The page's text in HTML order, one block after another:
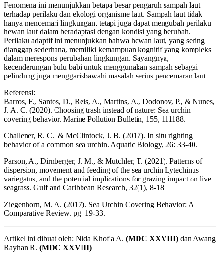
Fenomena ini menunjukkan betapa besar pengaruh sampah laut
terhadap perilaku dan ekologi organisme laut. Sampah laut tidak
hanya mencemari lingkungan, tetapi juga dapat mengubah perilaku
hewan laut dalam beradaptasi dengan kondisi yang berubah.
Perilaku adaptif ini menunjukkan bahwa hewan laut, yang sering
dianggap sederhana, memiliki kemampuan kognitif yang kompleks
dalam merespons perubahan lingkungan. Sayangnya,
kecenderungan bulu babi untuk menggunakan sampah sebagai
pelindung juga menggarisbawahi masalah serius pencemaran laut.
Referensi:
Barros, F., Santos, D., Reis, A., Martins, A., Dodonov, P., & Nunes,
J. A. C. (2020). Choosing trash instead of nature: Sea urchin
covering behavior. Marine Pollution Bulletin, 155, 111188.
Challener, R. C., & McClintock, J. B. (2017). In situ righting
behavior of a common sea urchin. Aquatic Biology, 26: 33-40.
Parson, A., Dirnberger, J. M., & Mutchler, T. (2021). Patterns of
dispersion, movement and feeding of the sea urchin Lytechinus
variegatus, and the potential implications for grazing impact on live
seagrass. Gulf and Caribbean Research, 32(1), 8-18.
Ziegenhorn, M. A. (2017). Sea Urchin Covering Behavior: A
Comparative Review. pg. 19-33.
Artikel ini dibuat oleh: Nida Khofia A. (MDC XXVIII) dan Awang
Rayhan R. (MDC XXVIII)